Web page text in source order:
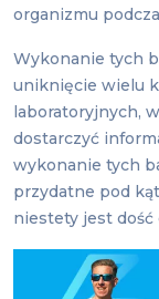
organizmu
Wykonanie tych
uniknięcie wielu
laboratoryjnych,
dostarczyć
wykonanie tych
przydatne pod
niestety jest dość